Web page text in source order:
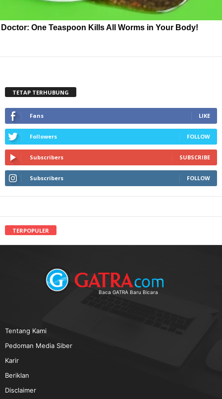
Doctor: One Teaspoon Kills All Worms in Your Body!
TETAP TERHUBUNG
Fans LIKE
Followers FOLLOW
Subscribers SUBSCRIBE
Subscribers FOLLOW